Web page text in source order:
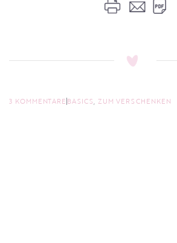
3 KOMMENTAREBASICS, ZUM VERSCHENKEN